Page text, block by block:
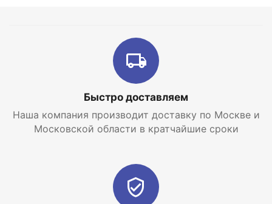
Быстро доставляем
Наша компания производит доставку по Москве и
Московской области в кратчайшие сроки